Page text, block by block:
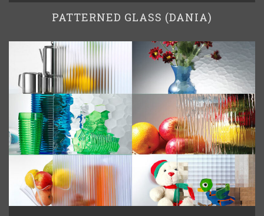
PATTERNED GLASS (DANIA)